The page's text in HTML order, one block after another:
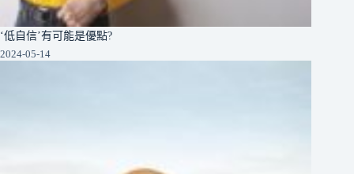
‘低自信’有可能是優點?
2024-05-14